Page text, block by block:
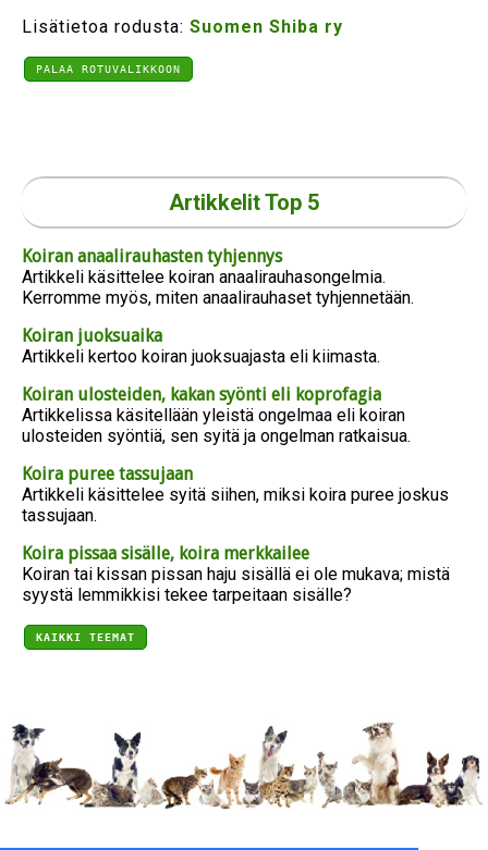
Lisätietoa rodusta: Suomen Shiba ry
PALAA ROTUVALIKKOON
Artikkelit Top 5
Koiran anaalirauhasten tyhjennys
Artikkeli käsittelee koiran anaalirauhasongelmia.
Kerromme myös, miten anaalirauhaset tyhjennetään.
Koiran juoksuaika
Artikkeli kertoo koiran juoksuajasta eli kiimasta.
Koiran ulosteiden, kakan syönti eli koprofagia
Artikkelissa käsitellään yleistä ongelmaa eli koiran
ulosteiden syöntiä, sen syitä ja ongelman ratkaisua.
Koira puree tassujaan
Artikkeli käsittelee syitä siihen, miksi koira puree joskus
tassujaan.
Koira pissaa sisälle, koira merkkailee
Koiran tai kissan pissan haju sisällä ei ole mukava; mistä
syystä lemmikkisi tekee tarpeitaan sisälle?
KAIKKI TEEMAT